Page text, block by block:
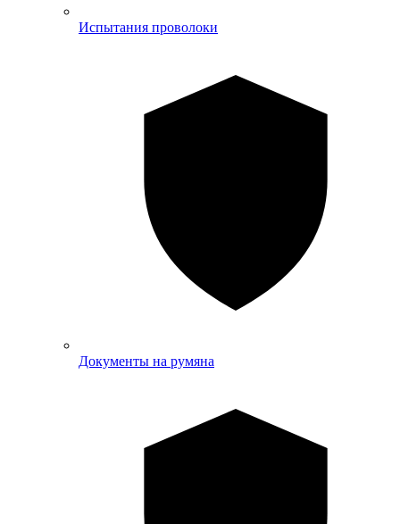
Испытания проволоки
Документы на румяна